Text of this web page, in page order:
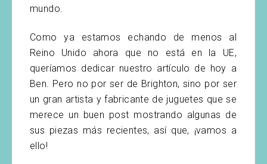
mundo.
Como ya estamos echando de menos al
Reino Unido ahora que no está en la UE,
queríamos dedicar nuestro artículo de hoy a
Ben. Pero no por ser de Brighton, sino por ser
un gran artista y fabricante de juguetes que se
merece un buen post mostrando algunas de
sus piezas más recientes, así que, ¡vamos a
ello!